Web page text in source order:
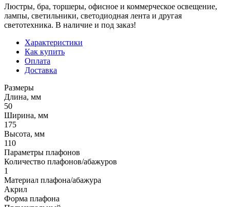
Люстры, бра, торшеры, офисное и коммерческое освещение,
лампы, светильники, светодиодная лента и другая
светотехника. В наличие и под заказ!
Характеристики
Как купить
Оплата
Доставка
Размеры
Длина, мм
50
Ширина, мм
175
Высота, мм
110
Параметры плафонов
Количество плафонов/абажуров
1
Материал плафона/абажура
Акрил
Форма плафона